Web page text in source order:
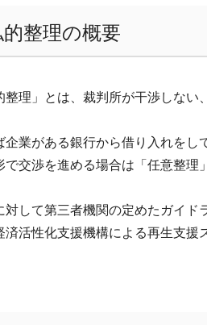
的整理の概要
整理」とは、裁判所が干渉しな
企業がある銀行から借り入れをし
で交渉を進める場合は「任意整理
対して第三者機関の定めたガイ
済活性化支援機構による再生支援